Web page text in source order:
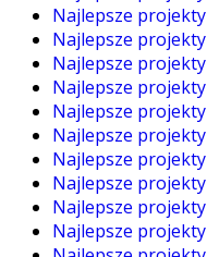
Najlepsze
Najlepsze
Najlepsze
Najlepsze
Najlepsze
Najlepsze projekty
Najlepsze projekty
Najlepsze projekty
Najlepsze projekty
Najlepsze